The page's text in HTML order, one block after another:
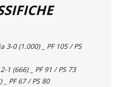
3-0 (1.000) _ PF 105 / PS
1 (666) _ PF 91 / PS 73
_ PF 67 / PS 80